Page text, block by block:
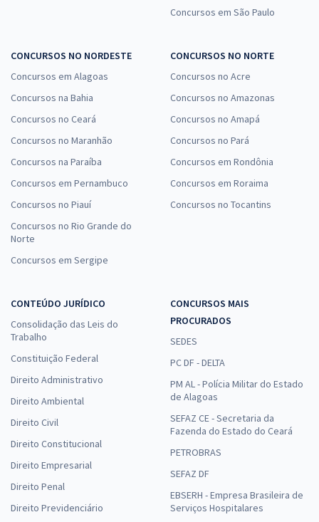
Concursos em São Paulo
CONCURSOS NO NORDESTE
Concursos em Alagoas
Concursos na Bahia
Concursos no Ceará
Concursos no Maranhão
Concursos na Paraíba
Concursos em Pernambuco
Concursos no Piauí
Concursos no Rio Grande do
Norte
Concursos em Sergipe
CONCURSOS NO NORTE
Concursos no Acre
Concursos no Amazonas
Concursos no Amapá
Concursos no Pará
Concursos em Rondônia
Concursos em Roraima
Concursos no Tocantins
CONTEÚDO JURÍDICO
Consolidação das Leis do
Trabalho
Constituição Federal
Direito Administrativo
Direito Ambiental
Direito Civil
Direito Constitucional
Direito Empresarial
Direito Penal
Direito Previdenciário
CONCURSOS MAIS
PROCURADOS
SEDES
PC DF - DELTA
PM AL - Polícia Militar do Estado
de Alagoas
SEFAZ CE - Secretaria da
Fazenda do Estado do Ceará
PETROBRAS
SEFAZ DF
EBSERH - Empresa Brasileira de
Serviços Hospitalares